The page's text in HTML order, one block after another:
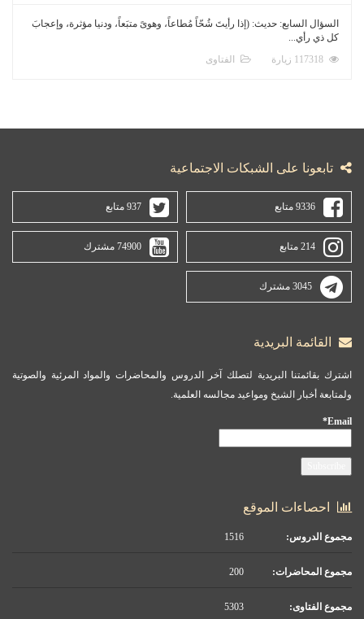
السؤال السابع: حديث: (إذا رأيتَ شُحّاً مُطاعاً، وهوىً متبَعاً، ودنيا مؤثرة، وإعجابَ
كل ذي رأي...
الفتاوى
تابعونا على الشبكات الاجتماعية
9336 متابع 937 متابع
214 متابع 74900 مشترك
3045 مشترك
القائمة البريدية
اشترك بقائمتنا البريدية لتصلك آخر الدروس والمحاضرات والمواد المرئية والصوتية
ولمتابعة أخبار الشيخ ومواعيد مجالسه العلمية.
Email*
احصاءات الموقع
مجموع الدروس:
مجموع المحاضرات:
مجموع الفتاوى: